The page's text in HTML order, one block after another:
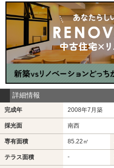
詳細情報
完成年 2008年7月築
採光面 南西
専有面積 85.22㎡
テラス面積 -